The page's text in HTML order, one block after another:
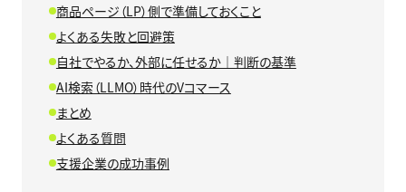
商品ページ（LP）側で準備しておくこと
よくある失敗と回避策
自社でやるか、外部に任せるか｜判断の基準
AI検索（LLMO）時代のVコマース
まとめ
よくある質問
支援企業の成功事例